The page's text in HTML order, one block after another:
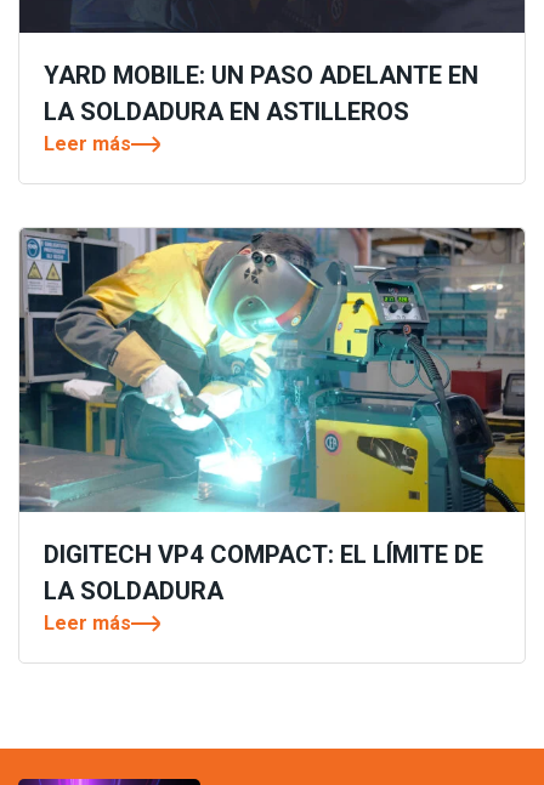
YARD MOBILE: UN PASO ADELANTE EN
LA SOLDADURA EN ASTILLEROS
Leer más
DIGITECH VP4 COMPACT: EL LÍMITE DE
LA SOLDADURA
Leer más